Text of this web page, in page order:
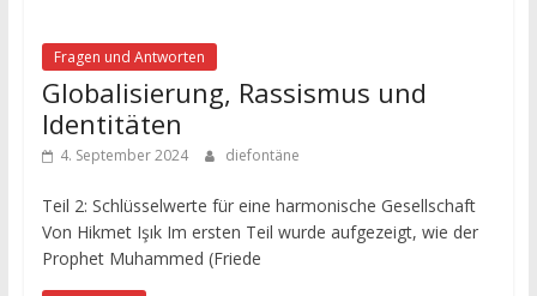
Fragen und Antworten
Globalisierung, Rassismus und
Identitäten
4. September 2024 diefontäne
Teil 2: Schlüsselwerte für eine harmonische Gesellschaft
Von Hikmet Işık Im ersten Teil wurde aufgezeigt, wie der
Prophet Muhammed (Friede